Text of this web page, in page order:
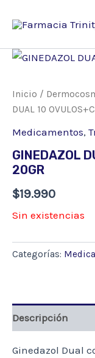
Inicio /
DUAL 10
Medicamentos,
GINEDAZOL
20GR
$19.990
Sin existencias
Categorías:
Descripción
Ginedazol Dual